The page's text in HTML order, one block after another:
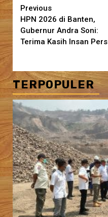
Continue
Reading
Previous
HPN 2026 di Banten,
Gubernur Andra Soni:
Terima Kasih Insan Pers
TERPOPULER